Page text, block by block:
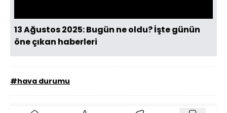
13 Ağustos 2025: Bugün ne oldu? İşte günün
öne çıkan haberleri
#hava durumu